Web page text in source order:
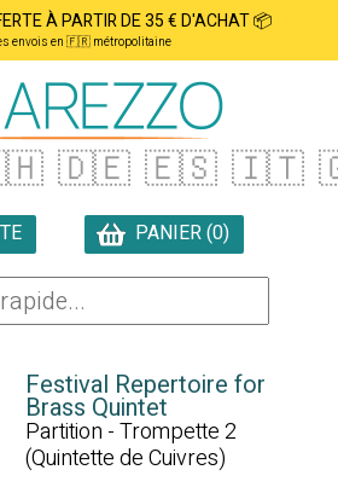
À PARTIR DE 35 € D'ACHAT 📦
envois en 🇫🇷 métropolitaine
🇩🇪 🇪🇸 🇮🇹
PANIER (0)
Festival Repertoire for
Brass Quintet
Partition - Trompette 2
(Quintette de Cuivres)